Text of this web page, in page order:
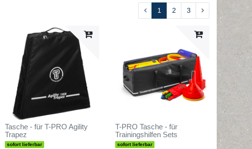
1 2 3
Tasche - für T-PRO Agility
Trapez
sofort lieferbar
T-PRO Tasche - für
Trainingshilfen Sets
sofort lieferbar